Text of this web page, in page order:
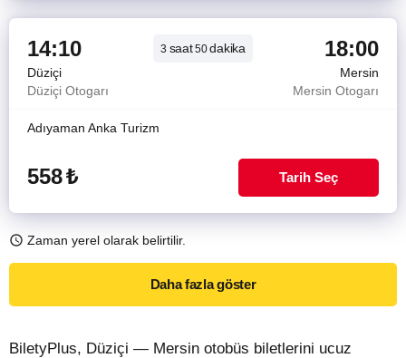
14:10 3 saat50dakika 18:00
Düziçi
Mersin
Düziçi Otogarı
Mersin Otogarı
Adıyaman Anka Turizm
558₺ Tarih Seç
Zaman yerel olarak belirtilir.
Daha fazla göster
BiletyPlus, Düziçi — Mersin otobüs biletlerini ucuz